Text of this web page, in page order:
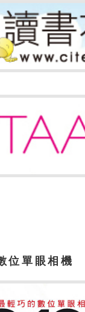
位單眼相機